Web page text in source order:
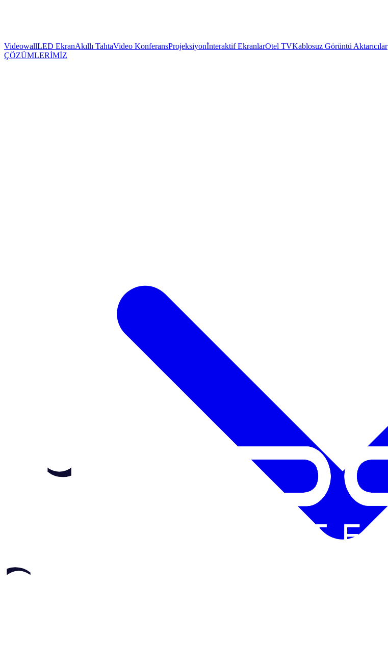
VideowallLED EkranAkıllı TahtaVideo KonferansProjeksiyonİnteraktif EkranlarOtel TVKablosuz Görüntü Aktarıcılar
ÇÖZÜMLERİMİZ